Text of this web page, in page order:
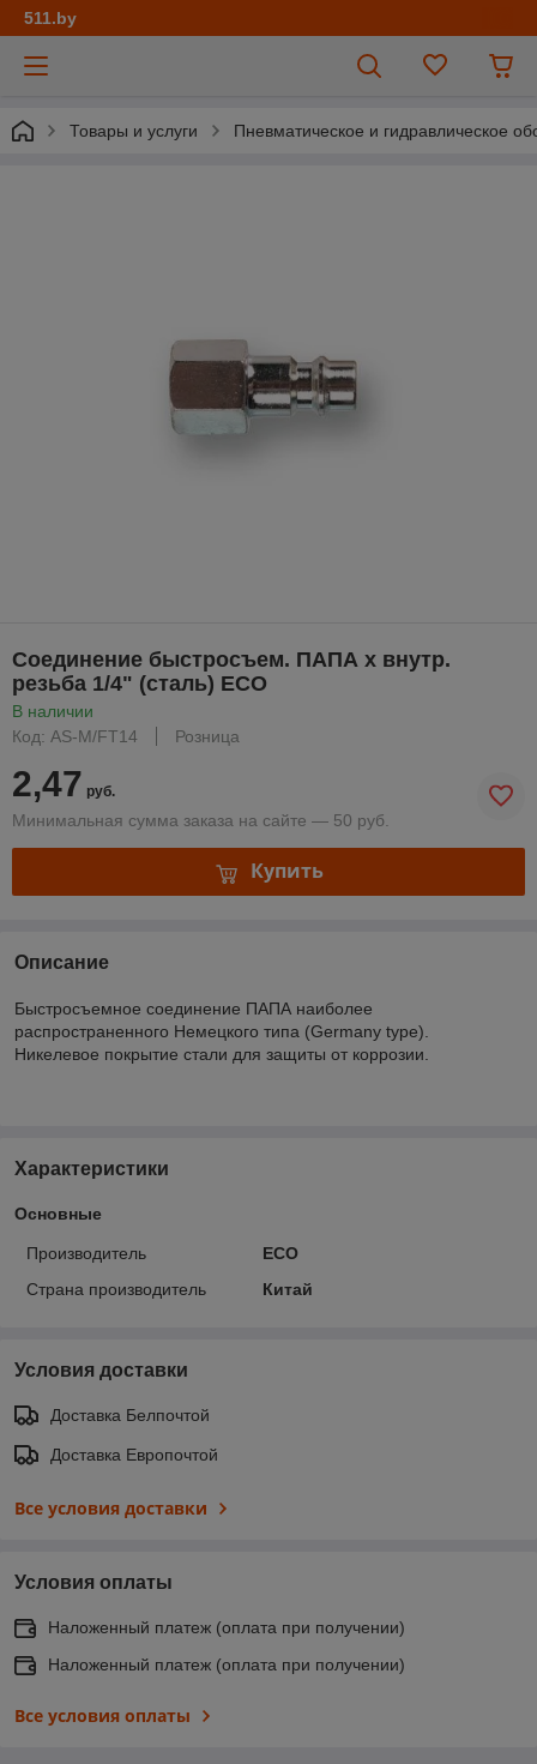
511.by
Товары и услуги Пневматическое и гидравлическое
Соединение быстросъем. ПАПА х внутр.
резьба 1/4" (сталь) ECO
В наличии
Код: AS-M/FT14
Розница
2,47 руб.
Минимальная сумма заказа на сайте — 50 руб.
Купить
Описание
Быстросъемное соединение ПАПА наиболее
распространенного Немецкого типа (Germany type).
Никелевое покрытие стали для защиты от коррозии.
Характеристики
Основные
Производитель
ECO
Страна производитель
Китай
Условия доставки
Доставка Белпочтой
Доставка Европочтой
Все условия доставки
Условия оплаты
Наложенный платеж (оплата при получении)
Наложенный платеж (оплата при получении)
Все условия оплаты